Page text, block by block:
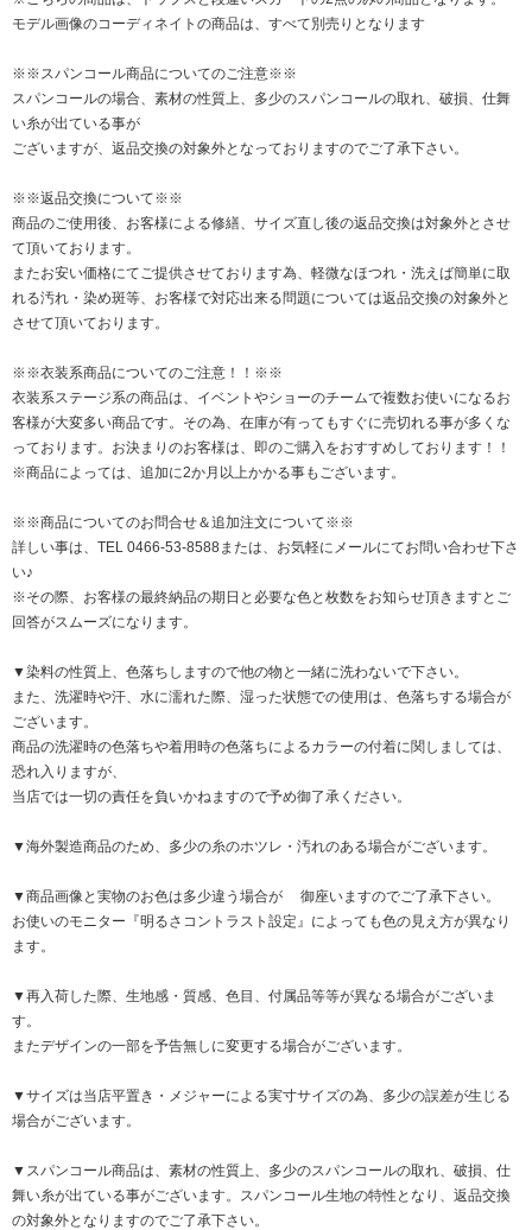
モデル画像のコーディネイトの商品は、すべて別売りとなります
※※スパンコール商品についてのご注意※※
スパンコールの場合、素材の性質上、多少のスパンコールの取れ、破損、仕舞
い糸が出ている事が
ございますが、返品交換の対象外となっておりますのでご了承下さい。
※※返品交換について※※
商品のご使用後、お客様による修繕、サイズ直し後の返品交換は対象外とさせ
て頂いております。
またお安い価格にてご提供させております為、軽微なほつれ・洗えば簡単に取
れる汚れ・染め斑等、お客様で対応出来る問題については返品交換の対象外と
させて頂いております。
※※衣装系商品についてのご注意！！※※
衣装系ステージ系の商品は、イベントやショーのチームで複数お使いになるお
客様が大変多い商品です。その為、在庫が有ってもすぐに売切れる事が多くな
っております。お決まりのお客様は、即のご購入をおすすめしております！！
※商品によっては、追加に2か月以上かかる事もございます。
※※商品についてのお問合せ＆追加注文について※※
詳しい事は、TEL 0466-53-8588または、 お気軽にメールにてお問い合わせ下さ
い♪
※その際、お客様の最終納品の期日と必要な色と枚数をお知らせ頂きますとご
回答がスムーズになります。
▼染料の性質上、色落ちしますので他の物と一緒に洗わないで下さい。
また、洗濯時や汗、水に濡れた際、湿った状態での使用は、色落ちする場合が
ございます。
商品の洗濯時の色落ちや着用時の色落ちによるカラーの付着に関しましては、
恐れ入りますが、
当店では一切の責任を負いかねますので予め御了承ください。
▼海外製造商品のため、多少の糸のホツレ・汚れのある場合がございます。
▼商品画像と実物のお色は多少違う場合が 御座いますのでご了承下さい。
お使いのモニター『明るさコントラスト設定』によっても色の見え方が異なり
ます。
▼再入荷した際、生地感・質感、色目、付属品等等が異なる場合がございま
す。
またデザインの一部を予告無しに変更する場合がございます。
▼サイズは当店平置き・メジャーによる実寸サイズの為、多少の誤差が生じる
場合がございます。
▼スパンコール商品は、素材の性質上、多少のスパンコールの取れ、破損、仕
舞い糸が出ている事がございます。スパンコール生地の特性となり、返品交換
の対象外となりますのでご了承下さい。